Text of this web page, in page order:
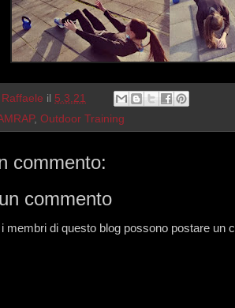
Raffaele il 5.3.21
, Outdoor Training
commento:
commento
membri di questo blog possono postare un